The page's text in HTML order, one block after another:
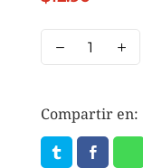
EMBASA
380GR
Compartir en: